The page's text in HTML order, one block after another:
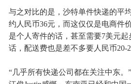
与之对比的是，沙特单件快递的平
约人民币36元，而这仅仅是电商件
是个人寄件的话，甚至需要7美元起
话，配送费也是差不多要人民币20-
“几乎所有快递公司都在关注中东。